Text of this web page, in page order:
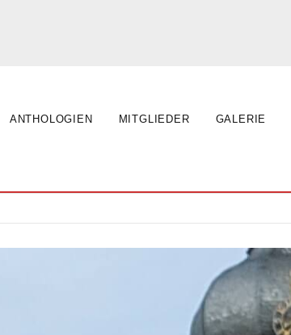
ANTHOLOGIEN MITGLIEDER GALERIE